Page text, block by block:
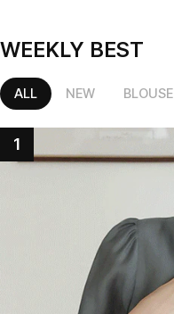
WEEKLY BEST
ALL NEW BLOUSE